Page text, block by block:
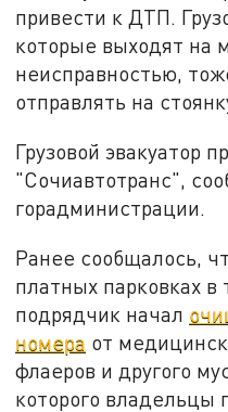
привести к ДТП.
которые выходят на
неисправностью,
отправлять на
Грузовой эвакуатор
"Сочиавтотранс",
горадминистрации.
Ранее сообщалось,
платных парковках
подрядчик начал
номера от
флаеров и другого
которого владельцы